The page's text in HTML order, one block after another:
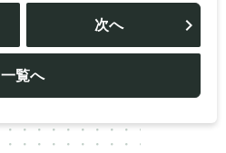
投
ビ
ー
シ
ョ
一覧へ
次へ